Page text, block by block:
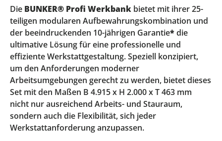
Die BUNKER® Profi Werkbank bietet mit ihrer 25-
teiligen modularen Aufbewahrungskombination und
der beeindruckenden 10-jährigen Garantie*die
ultimative Lösung für eine professionelle und
effiziente Werkstattgestaltung. Speziell konzipiert,
um den Anforderungen moderner
Arbeitsumgebungen gerecht zu werden, bietet dieses
Set mit den Maßen B 4.915 x H 2.000 x T 463 mm
nicht nur ausreichend Arbeits- und Stauraum,
sondern auch die Flexibilität, sich jeder
Werkstattanforderung anzupassen.